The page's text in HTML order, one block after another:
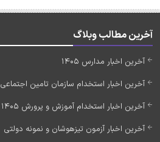
آخرین مطالب وبلاگ
آخرین اخبار مدارس 1405
آخرین اخبار استخدام سازمان تامین اجتماعی 1404 (به زودی)
آخرین اخبار استخدام آموزش و پرورش 1405 (به زودی)
آخرین اخبار آزمون تیزهوشان و نمونه دولتی